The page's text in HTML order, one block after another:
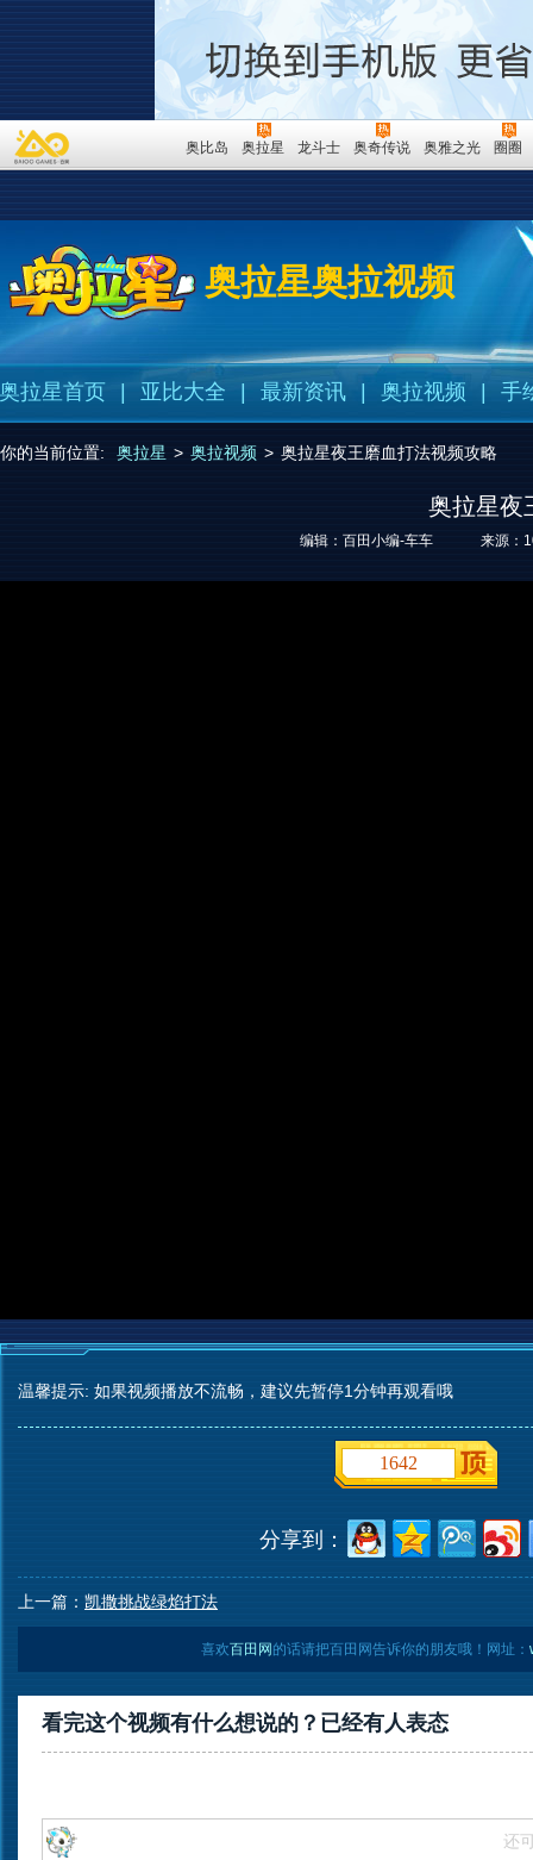
奥比岛 奥拉星 龙斗士 奥奇传说 奥雅之光 圈圈
奥拉星奥拉视频
奥拉星首页 亚比大全 最新资讯 奥拉视频 手
你的当前位置: 奥拉星 > 奥拉视频 > 奥拉星夜王磨血打法视频攻略
奥拉星夜
编辑：百田小编-车车 来源：
温馨提示: 如果视频播放不流畅，建议先暂停1分钟再观看哦
1642
分享到：
上一篇： 凯撒挑战绿焰打法
喜欢百田网 的话请把百田网告诉你的朋友哦！网址：
看完这个视频有什么想说的？已经有人表态
还